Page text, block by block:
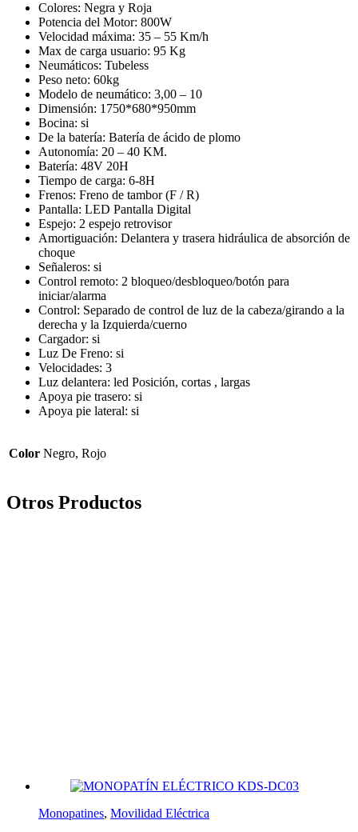
Colores: Negra y Roja
Potencia del Motor: 800W
Velocidad máxima: 35 – 55 Km/h
Max de carga usuario: 95 Kg
Neumáticos: Tubeless
Peso neto: 60kg
Modelo de neumático: 3,00 – 10
Dimensión: 1750*680*950mm
Bocina: si
De la batería: Batería de ácido de plomo
Autonomía: 20 – 40 KM.
Batería: 48V 20H
Tiempo de carga: 6-8H
Frenos: Freno de tambor (F / R)
Pantalla: LED Pantalla Digital
Espejo: 2 espejo retrovisor
Amortiguación: Delantera y trasera hidráulica de absorción de
choque
Señaleros: si
Control remoto: 2 bloqueo/desbloqueo/botón para
iniciar/alarma
Control: Separado de control de luz de la cabeza/girando a la
derecha y la Izquierda/cuerno
Cargador: si
Luz De Freno: si
Velocidades: 3
Luz delantera: led Posición, cortas , largas
Apoya pie trasero: si
Apoya pie lateral: si
Color Negro, Rojo
Otros Productos
Monopatines, Movilidad Eléctrica